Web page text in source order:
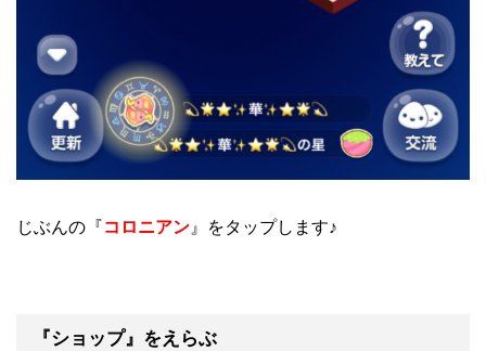
じぶんの『コロニアン 』をタップします♪
『ショップ』をえらぶ